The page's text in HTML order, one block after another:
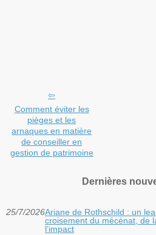
Comment éviter les
pièges et les
arnaques en matière
de conseiller en
gestion de patrimoine
Dernières
25/7/2026Ariane de Rothschild : un
croisement du mécénat, de
l’impact